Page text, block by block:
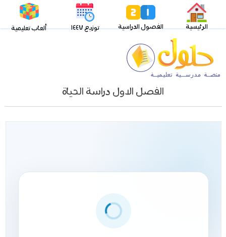
الرئيسية الفصول الدراسية توزيع ١٤٤٧ ألعاب تعليمية
الفصل الاول دراسة الحياة